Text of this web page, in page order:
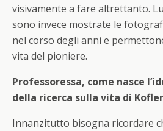
visivamente a fare altrettanto.
sono invece mostrate le
nel corso degli anni e
vita del pioniere.
Professoressa, come nasce
della ricerca sulla vita di
Innanzitutto bisogna ricordare